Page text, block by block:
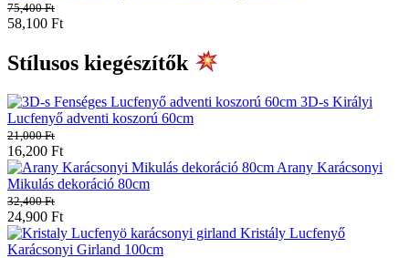
75,400Ft
58,100 Ft
Stílusos kiegészítők
3D-s Királyi
Lucfenyő adventi koszorú 60cm
21,000Ft
16,200 Ft
Arany Karácsonyi
Mikulás dekoráció 80cm
32,400Ft
24,900 Ft
Kristály Lucfenyő
Karácsonyi Girland 100cm